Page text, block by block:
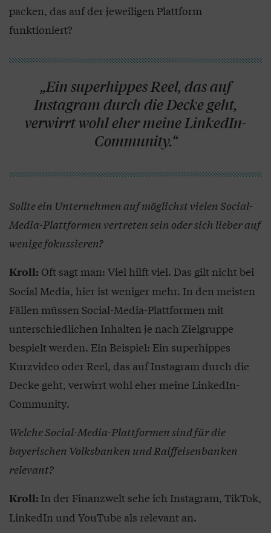
packen, das auf der jeweiligen Plattform
funktioniert?
„Ein superhippes Reel, das auf
Instagram durch die Decke geht,
verwirrt wohl eher meine LinkedIn-
Community.“
Sollte ein Unternehmen auf möglichst vielen Social-
Media-Plattformen vertreten sein oder sich lieber auf
wenige fokussieren?
Kroll: Oft sagt man: Viel hilft viel. Das gilt nicht bei
Social Media, hier ist weniger mehr. In den meisten
Fällen müssen Social-Media-Plattformen mit
unterschiedlichen Inhalten je nach Zielgruppe
bespielt werden. Ein Beispiel: Ein superhippes
Kurzvideo oder Reel, das auf Instagram durch die
Decke geht, verwirrt wohl eher meine LinkedIn-
Community.
Welche Social-Media-Plattformen sind für die
bayerischen Volksbanken und Raiffeisenbanken
relevant?
Kroll:In der Finanzwelt sehe ich Instagram, TikTok,
LinkedIn und YouTube als relevant an.